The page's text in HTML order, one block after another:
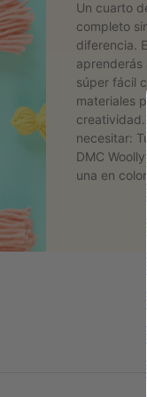
Un cuarto
completo
diferencia.
aprenderás
súper fácil
materiales
necesitar:
DMC
una en